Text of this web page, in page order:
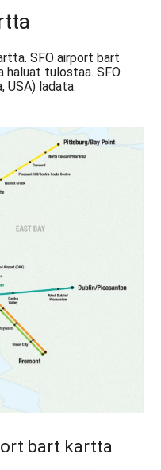
SFO airport bart
haluat tulostaa. SFO
USA) ladata.
bart kartta